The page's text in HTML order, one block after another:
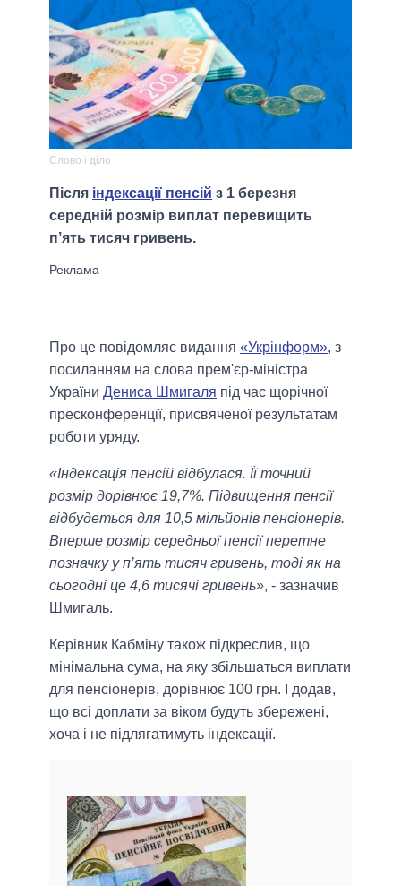
Слово і діло
Після індексації пенсій з 1 березня
середній розмір виплат перевищить
п’ять тисяч гривень.
Про це повідомляє видання «Укрінформ», з
посиланням на слова прем'єр-міністра
України Дениса Шмигаля під час щорічної
пресконференції, присвяченої результатам
роботи уряду.
«Індексація пенсій відбулася. Її точний
розмір дорівнює 19,7%. Підвищення пенсії
відбудеться для 10,5 мільйонів пенсіонерів.
Вперше розмір середньої пенсії перетне
позначку у п’ять тисяч гривень, тоді як на
сьогодні це 4,6 тисячі гривень», - зазначив
Шмигаль.
Керівник Кабміну також підкреслив, що
мінімальна сума, на яку збільшаться виплати
для пенсіонерів, дорівнює 100 грн. І додав,
що всі доплати за віком будуть збережені,
хоча і не підлягатимуть індексації.